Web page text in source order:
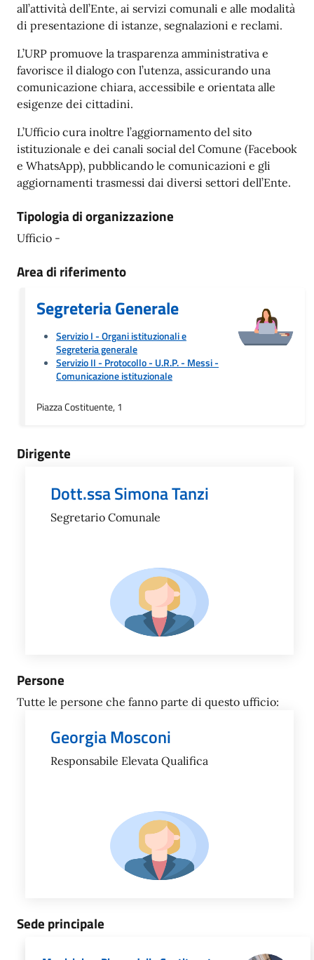
all’attività dell’Ente, ai servizi comunali e alle modalità
di presentazione di istanze, segnalazioni e reclami.
L’URP promuove la trasparenza amministrativa e
favorisce il dialogo con l’utenza, assicurando una
comunicazione chiara, accessibile e orientata alle
esigenze dei cittadini.
L’Ufficio cura inoltre l’aggiornamento del sito
istituzionale e dei canali social del Comune (Facebook
e WhatsApp), pubblicando le comunicazioni e gli
aggiornamenti trasmessi dai diversi settori dell’Ente.
Tipologia di organizzazione
Ufficio -
Area di riferimento
Segreteria Generale
Servizio I - Organi istituzionali e
Segreteria generale
Servizio II - Protocollo - U.R.P. - Messi-
Comunicazione istituzionale
Piazza Costituente, 1
Dirigente
Dott.ssa Simona Tanzi
Segretario Comunale
Persone
Tutte le persone che fanno parte di questo ufficio:
Georgia Mosconi
Responsabile Elevata Qualifica
Sede principale